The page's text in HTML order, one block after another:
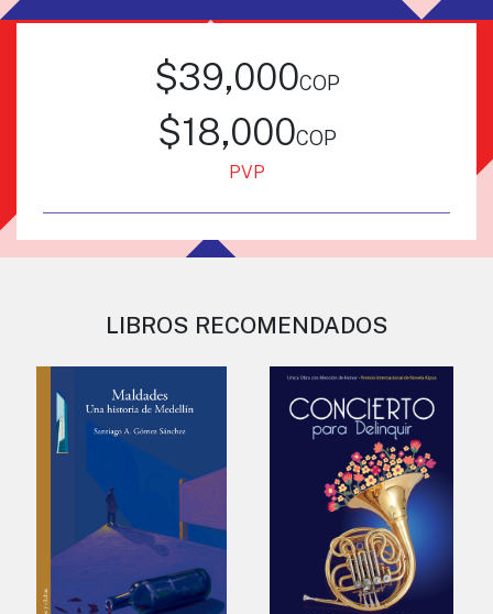
$39,000cop
$18,000cop
PVP
LIBROS RECOMENDADOS